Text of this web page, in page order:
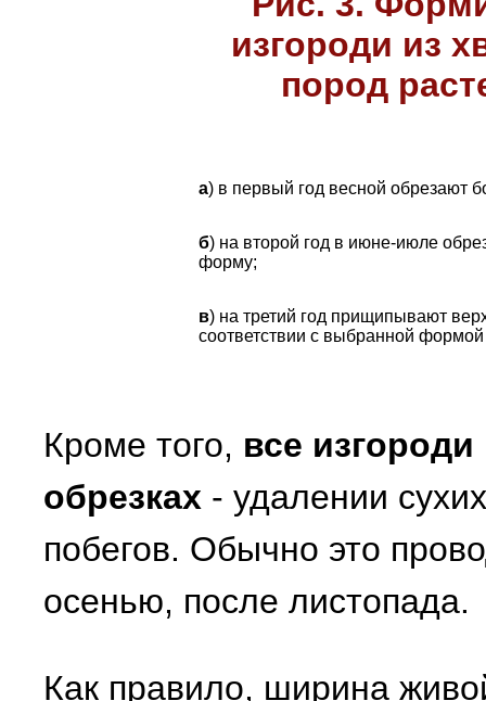
изгороди из
пород
а) в первый год весной обрезают
б) на второй год в июне-июле
форму;
в) на третий год прищипывают
соответствии с выбранной формой
Кроме того, все
обрезках - удалении
побегов. Обычно это
осенью, после листопада.
Как правило, ширина